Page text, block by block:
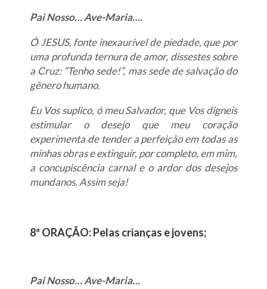
Pai Nosso… Ave-Maria….
Ó JESUS, fonte inexaurível de piedade, que por
uma profunda ternura de amor, dissestes sobre
a Cruz: “Tenho sede!”, mas sede de salvação do
gênero humano.
Eu Vos suplico, ó meu Salvador, que Vos digneis
estimular o desejo que meu coração
experimenta de tender a perfeição em todas as
minhas obras e extinguir, por completo, em mim,
a concupiscência carnal e o ardor dos desejos
mundanos. Assim seja!
8ª ORAÇÃO: Pelas crianças e jovens;
Pai Nosso… Ave-Maria…